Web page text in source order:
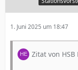
1. Juni 2025 um 18:47
Zitat von